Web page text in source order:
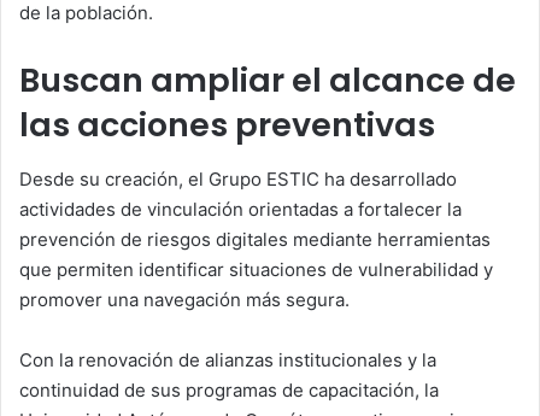
de la población.
Buscan ampliar el alcance de
las acciones preventivas
Desde su creación, el Grupo ESTIC ha desarrollado
actividades de vinculación orientadas a fortalecer la
prevención de riesgos digitales mediante herramientas
que permiten identificar situaciones de vulnerabilidad y
promover una navegación más segura.
Con la renovación de alianzas institucionales y la
continuidad de sus programas de capacitación, la